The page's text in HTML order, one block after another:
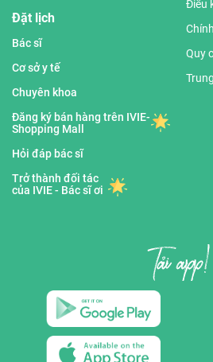
Đặt lịch
Bác sĩ
Cơ sở y tế
Chuyên khoa
Đăng ký bán hàng trên IVIE-
Shopping Mall
Hỏi đáp bác sĩ
Trở thành đối tác
của IVIE - Bác sĩ ơi
Điều
Quy